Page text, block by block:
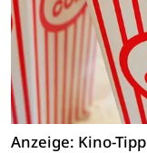
Anzeige: Kino-Tipp